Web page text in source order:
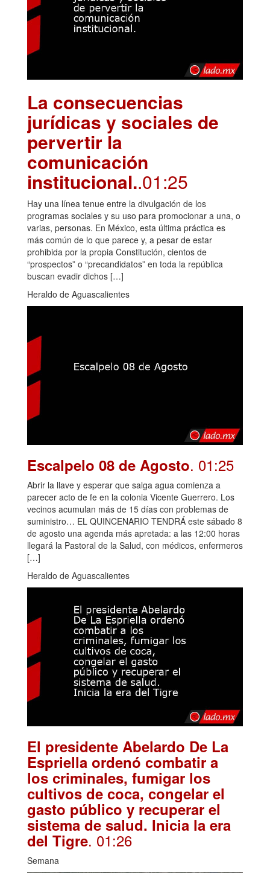
La consecuencias
jurídicas y sociales de
pervertir la
comunicación
institucional..01:25
Hay una línea tenue entre la divulgación de los
programas sociales y su uso para promocionar a una, o
varias, personas. En México, esta última práctica es
más común de lo que parece y, a pesar de estar
prohibida por la propia Constitución, cientos de
“prospectos” o “precandidatos” en toda la república
buscan evadir dichos […]
Heraldo de Aguascalientes
Escalpelo 08 de Agosto. 01:25
Abrir la llave y esperar que salga agua comienza a
parecer acto de fe en la colonia Vicente Guerrero. Los
vecinos acumulan más de 15 días con problemas de
suministro… EL QUINCENARIO TENDRÁ este sábado 8
de agosto una agenda más apretada: a las 12:00 horas
llegará la Pastoral de la Salud, con médicos, enfermeros
[…]
Heraldo de Aguascalientes
El presidente Abelardo De La
Espriella ordenó combatir a
los criminales, fumigar los
cultivos de coca, congelar el
gasto público y recuperar el
sistema de salud. Inicia la era
del Tigre. 01:26
Semana